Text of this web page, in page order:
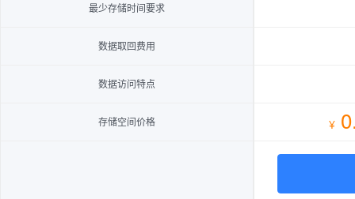
最少存储时间要求
数据取回费用
数据访问特点
存储空间价格 ¥